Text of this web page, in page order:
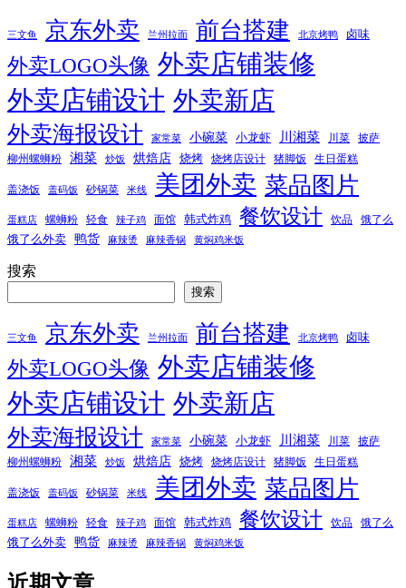
三文鱼 京东外卖 兰州拉面 前台搭建 北京烤鸭 卤味
外卖LOGO头像 外卖店铺装修
外卖店铺设计 外卖新店
外卖海报设计 家常菜 小碗菜 小龙虾 川湘菜 川菜
披萨
柳州螺蛳粉
湘菜 炒饭 烘焙店 烧烤 烧烤店设计 猪脚饭 生日蛋糕
盖浇饭 盖码饭 砂锅菜 米线 美团外卖 菜品图片
蛋糕店 螺蛳粉 轻食 辣子鸡 面馆 韩式炸鸡 餐饮设计 饮品 饿了么
饿了么外卖 鸭货 麻辣烫 麻辣香锅 黄焖鸡米饭
搜索
搜索
三文鱼 京东外卖 兰州拉面 前台搭建 北京烤鸭 卤味
外卖LOGO头像 外卖店铺装修
外卖店铺设计 外卖新店
外卖海报设计 家常菜 小碗菜 小龙虾 川湘菜 川菜
披萨
柳州螺蛳粉
湘菜 炒饭 烘焙店 烧烤 烧烤店设计 猪脚饭 生日蛋糕
盖浇饭 盖码饭 砂锅菜 米线 美团外卖 菜品图片
蛋糕店 螺蛳粉 轻食 辣子鸡 面馆 韩式炸鸡 餐饮设计 饮品 饿了么
饿了么外卖 鸭货 麻辣烫 麻辣香锅 黄焖鸡米饭
近期文章